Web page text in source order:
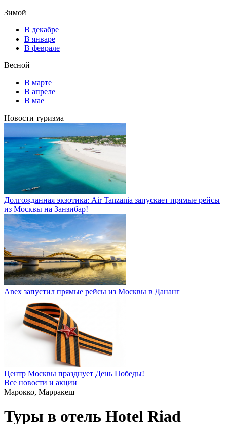
Зимой
В декабре
В январе
В феврале
Весной
В марте
В апреле
В мае
Новости туризма
Долгожданная экзотика: Air Tanzania запускает прямые рейсы
из Москвы на Занзибар!
Anex запустил прямые рейсы из Москвы в Дананг
Центр Москвы празднует День Победы!
Все новости и акции
Марокко, Марракеш
Туры в отель Hotel Riad